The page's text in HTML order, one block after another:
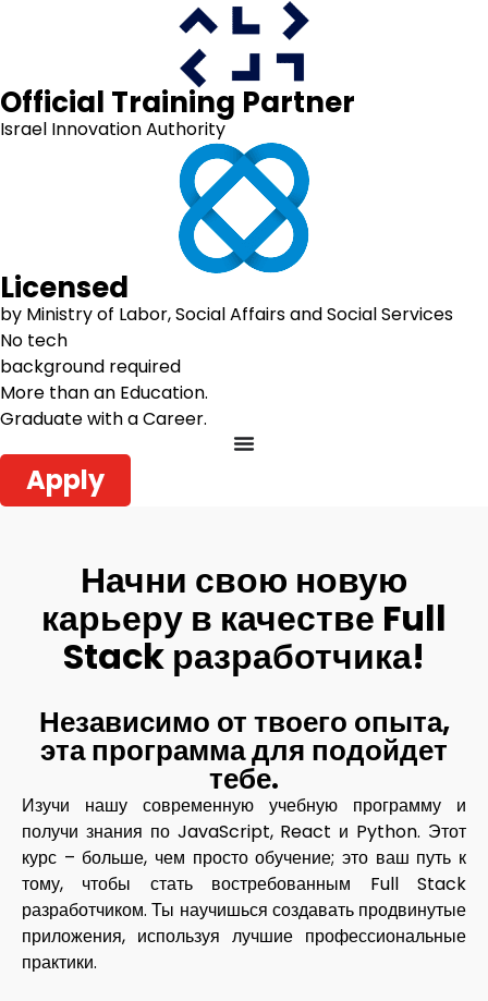
Official Training Partner
Israel Innovation Authority
Licensed
by Ministry of Labor, Social Affairs and Social Services
No tech
background required
More than an Education.
Graduate with a Career.
Apply
Начни свою новую
карьеру в качестве Full
Stack разработчика!​
Независимо от твоего опыта,
эта программа для подойдет
тебе. ​
Изучи нашу современную учебную программу и
получи знания по JavaScript, React и Python. Этот
курс – больше, чем просто обучение; это ваш путь к
тому, чтобы стать востребованным Full Stack
разработчиком. Ты научишься создавать продвинутые
приложения, используя лучшие профессиональные
практики.